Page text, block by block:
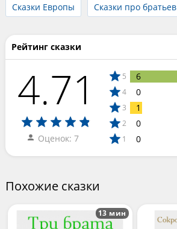
Сказки Европы Сказки про братьев
Рейтинг сказки
4.71
Оценок: 7
5 6
4 0
3 1
2 0
1 0
Похожие сказки
13 мин